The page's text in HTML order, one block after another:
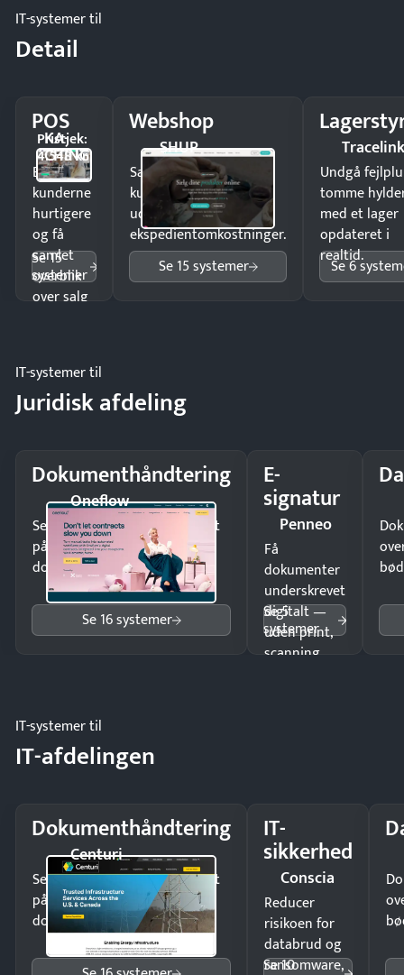
IT-systemer til
Detail
POS
KA-
CHING
Pristjek:
4.548 kr
Ekspedér
kunderne
hurtigere
og få
samlet
overblik
over salg
Se 15
systemer
Webshop
SHUP
Sælg produkter 24/7 til
kunder i hele landet
uden
ekspedientomkostninger.
Se 15 systemer
Undgå
tomme
med et lager
opdateret i
realtid.
Se 6
IT-systemer til
Juridisk afdeling
Dokumenthåndtering
Oneflow
Send kontrakter til underskrift
på minutter og mist ingen
dokumenter.
Se 16 systemer
E-
signatur
Penneo
Få
dokumenter
underskrevet
digitalt —
uden print,
scanning
Se 5
systemer
IT-systemer til
IT-afdelingen
Dokumenthåndtering
Centuri
Send kontrakter til underskrift
på minutter og mist ingen
dokumenter.
IT-
sikkerhed
Conscia
Reducer
risikoen for
databrud og
ransomware,
Se 10